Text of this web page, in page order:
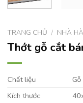
TRANG CHỦ / NHÀ
Thớt gỗ cắt
Chất liệu
Kích thước